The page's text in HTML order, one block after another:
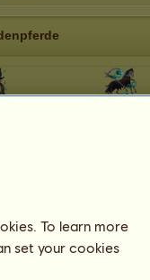
To learn more
set your cookies